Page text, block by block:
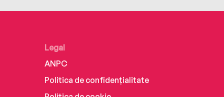
Legal
ANPC
Politica de confidențialitate